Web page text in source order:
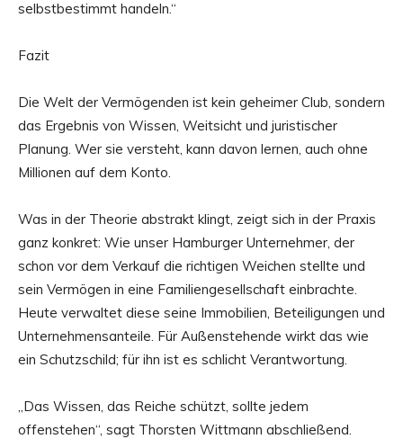
selbstbestimmt handeln.“
Fazit
Die Welt der Vermögenden ist kein geheimer Club, sondern
das Ergebnis von Wissen, Weitsicht und juristischer
Planung. Wer sie versteht, kann davon lernen, auch ohne
Millionen auf dem Konto.
Was in der Theorie abstrakt klingt, zeigt sich in der Praxis
ganz konkret: Wie unser Hamburger Unternehmer, der
schon vor dem Verkauf die richtigen Weichen stellte und
sein Vermögen in eine Familiengesellschaft einbrachte.
Heute verwaltet diese seine Immobilien, Beteiligungen und
Unternehmensanteile. Für Außenstehende wirkt das wie
ein Schutzschild; für ihn ist es schlicht Verantwortung.
„Das Wissen, das Reiche schützt, sollte jedem
offenstehen“, sagt Thorsten Wittmann abschließend.